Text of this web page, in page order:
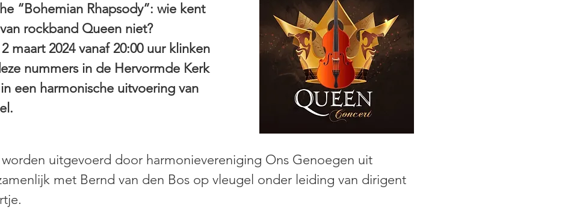
“Bohemian Rhapsody”: wie kent
rockband Queen niet?
maart 2024 vanaf 20:00 uur klinken
nummers in de Hervormde Kerk
een harmonische uitvoering van
uitgevoerd door harmonievereniging Ons Genoegen uit
met Bernd van den Bos op vleugel onder leiding van dirigent